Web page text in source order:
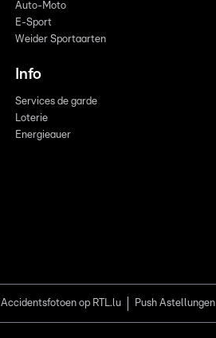
Auto-Moto
E-Sport
Weider Sportaarten
Info
Services de garde
Loterie
Energieauer
Accidentsfotoen op RTL.lu Push Astellungen